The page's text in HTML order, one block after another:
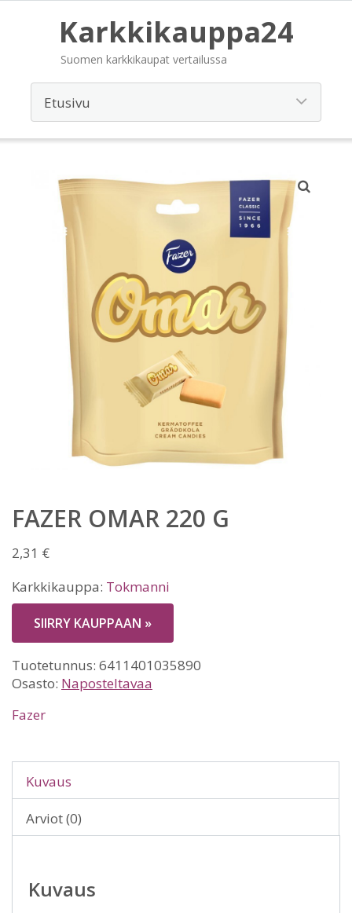
Karkkikauppa24
Suomen karkkikaupat vertailussa
FAZER OMAR 220 G
2,31 €
Karkkikauppa: Tokmanni
SIIRRY KAUPPAAN »
Tuotetunnus: 6411401035890
Osasto: Naposteltavaa
Fazer
Kuvaus
Arviot (0)
Kuvaus